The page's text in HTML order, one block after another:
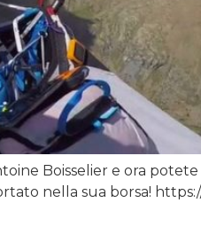
Boisselier e ora potete
nella sua borsa!